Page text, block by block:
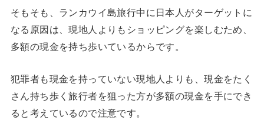
そもそも、ランカウイ島旅行中に日本人がターゲットに
なる原因は、現地人よりもショッピングを楽しむため、
多額の現金を持ち歩いているからです。
犯罪者も現金を持っていない現地人よりも、現金をたく
さん持ち歩く旅行者を狙った方が多額の現金を手にでき
ると考えているので注意です。